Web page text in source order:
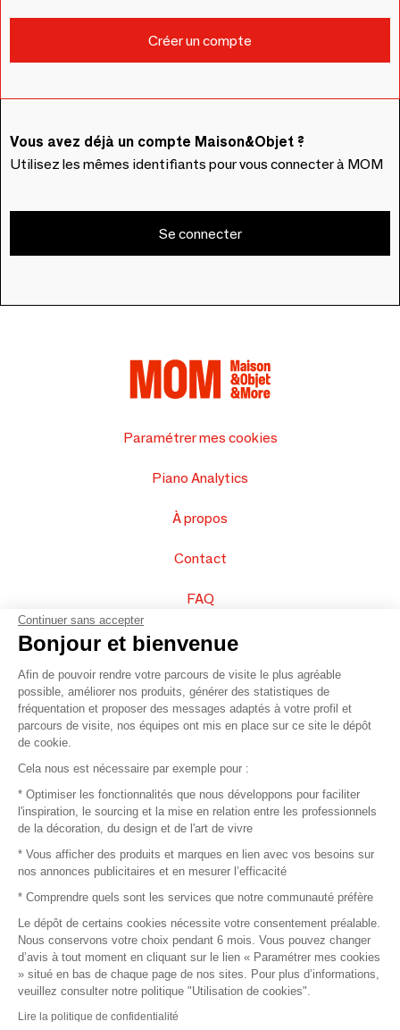
Vous avez déjà un compte Maison&Objet ?
Utilisez les mêmes identifiants pour vous connecter à MOM
Se connecter
Paramétrer mes cookies
Piano Analytics
À propos
Contact
FAQ
Vendez vos produits
Plan du site
© 2016 –Organisation SAFI
Recrutement
Mentions légales
Conditions commerciales
Continuer sans accepter
Bonjour et bienvenue
Afin de pouvoir rendre votre parcours de visite le plus agréable
possible, améliorer nos produits, générer des statistiques de
fréquentation et proposer des messages adaptés à votre profil et
parcours de visite, nos équipes ont mis en place sur ce site le dépôt
de cookie.
Cela nous est nécessaire par exemple pour :
* Optimiser les fonctionnalités que nous développons pour faciliter
l'inspiration, le sourcing et la mise en relation entre les professionnels
de la décoration, du design et de l'art de vivre
* Vous afficher des produits et marques en lien avec vos besoins sur
nos annonces publicitaires et en mesurer l’efficacité
* Comprendre quels sont les services que notre communauté préfère
Le dépôt de certains cookies nécessite votre consentement préalable.
Nous conservons votre choix pendant 6 mois. Vous pouvez changer
d’avis à tout moment en cliquant sur le lien « Paramétrer mes cookies
» situé en bas de chaque page de nos sites. Pour plus d’informations,
veuillez consulter notre politique "Utilisation de cookies".
Lire la politique de confidentialité